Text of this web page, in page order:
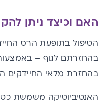
האם וכיצד ניתן
הטיפול בתופעת הרס
בהחזרתם לגוף –
בהחזרת מלאי החיידקים
האנטיביוטיקה משמשת